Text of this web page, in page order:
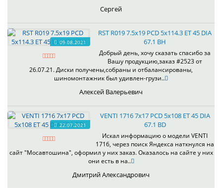
Сергей
09.08.2021
RST R019 7.5x19 PCD 5x114.3 ET 45 DIA
67.1 BH
Добрый день, хочу сказать спасибо за
Вашу продукцию,заказ #2523 от
26.07.21. Диски получены,собраны и отбалансированы,
шиномонтажник был удивлен-грузи..
Алексей Валерьевич
22.07.2021
VENTI 1716 7x17 PCD 5x108 ET 45 DIA
67.1 BD
Искал информацию о модели VENTI
1716, через поиск Яндекса наткнулся на
сайт "Мосавтошина", оформил у них заказ. Оказалось на сайте у них
они есть в на..
Дмитрий Александрович